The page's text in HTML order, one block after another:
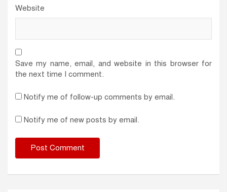
Website
Save my name, email, and website in this browser for
the next time I comment.
Notify me of follow-up comments by email.
Notify me of new posts by email.